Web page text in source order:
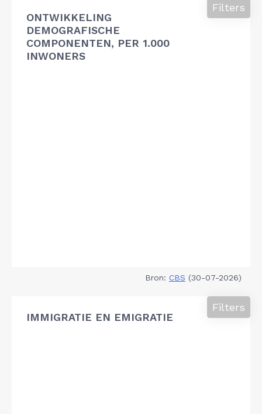
ONTWIKKELING
DEMOGRAFISCHE
COMPONENTEN, PER 1.000
INWONERS
Filters
Bron: CBS (30-07-2026)
IMMIGRATIE EN EMIGRATIE
Filters